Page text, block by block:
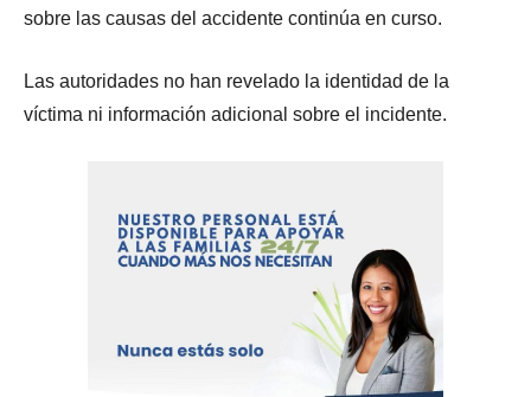
sobre las causas del accidente continúa en curso.
Las autoridades no han revelado la identidad de la
víctima ni información adicional sobre el incidente.